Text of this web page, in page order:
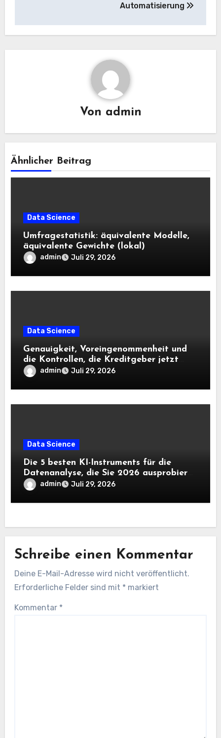
Automatisierung
Von admin
Ähnlicher Beitrag
Data Science
Umfragestatistik: äquivalente Modelle,
äquivalente Gewichte (lokal)
admin Juli 29, 2026
Data Science
Genauigkeit, Voreingenommenheit und
die Kontrollen, die Kreditgeber jetzt
benötigen |
admin Juli 29, 2026
Data Science
Die 5 besten KI-Instruments für die
Datenanalyse, die Sie 2026 ausprobieren
solltenadmin Juli 29, 2026
Schreibe einen Kommentar
Deine E-Mail-Adresse wird nicht veröffentlicht.
Erforderliche Felder sind mit * markiert
Kommentar *